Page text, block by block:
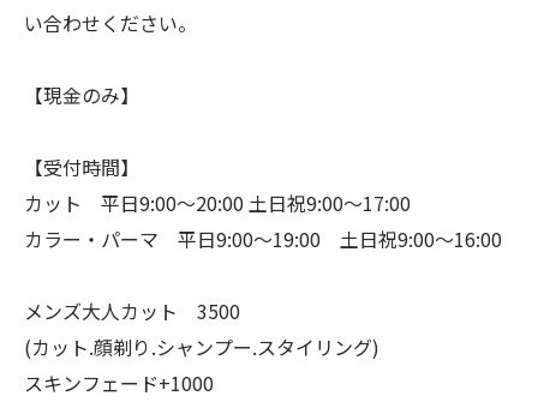
い合わせください。
【現金のみ】
【受付時間】
カット 平日9:00〜20:00 土日祝9:00〜17:00
カラー・パーマ 平日9:00〜19:00 土日祝9:00〜16:00
メンズ大人カット 3500
(カット.顔剃り.シャンプー.スタイリング)
スキンフェード+1000